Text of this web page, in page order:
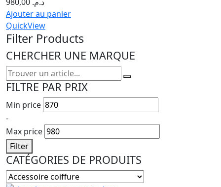
Ajouter au panier
QuickView
Filter Products
CHERCHER UNE MARQUE
FILTRE PAR PRIX
Min price
-
Max price
Filter
CATÉGORIES DE PRODUITS